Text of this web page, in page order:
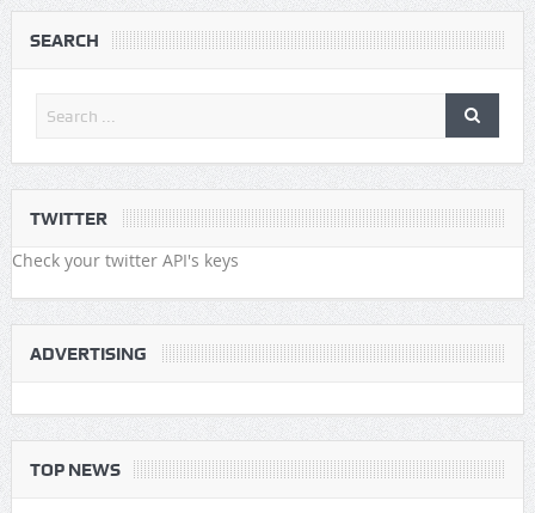
SEARCH
TWITTER
Check your twitter API's keys
ADVERTISING
TOP NEWS